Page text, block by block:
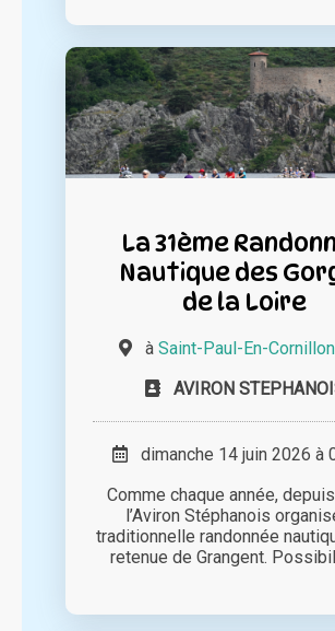
La 31ème
Nautique des
de la Loire
à Saint-Paul-En-
AVIRON
dimanche 14 juin 2026 à
Comme chaque année,
l’Aviron Stéphanois
traditionnelle randonnée
retenue de Grangent.